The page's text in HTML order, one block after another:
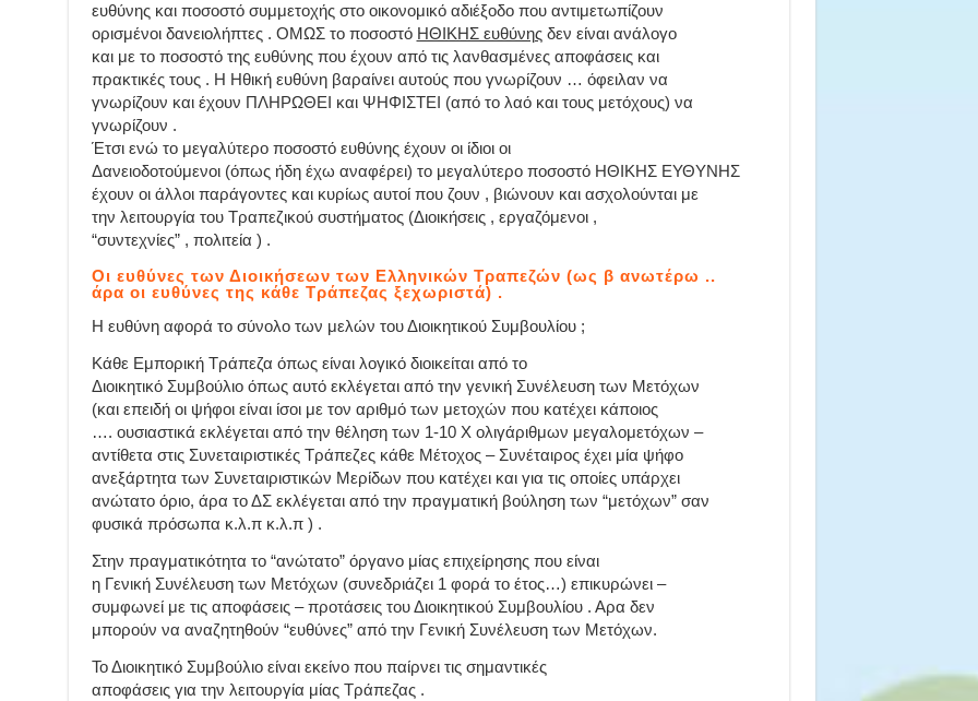
ευθύνης και ποσοστό συμμετοχής στο οικονομικό αδιέξοδο που αντιμετωπίζουν
ορισμένοι δανειολήπτες . ΟΜΩΣ το ποσοστό ΗΘΙΚΗΣ ευθύνηςδεν είναι ανάλογο
και με το ποσοστό της ευθύνης που έχουν από τις λανθασμένες αποφάσεις και
πρακτικές τους . Η Ηθική ευθύνη βαραίνει αυτούς που γνωρίζουν … όφειλαν να
γνωρίζουν και έχουν ΠΛΗΡΩΘΕΙ και ΨΗΦΙΣΤΕΙ (από το λαό και τους μετόχους) να
γνωρίζουν .
Έτσι ενώ το μεγαλύτερο ποσοστό ευθύνης έχουν οι ίδιοι οι
Δανειοδοτούμενοι (όπως ήδη έχω αναφέρει) το μεγαλύτερο ποσοστό ΗΘΙΚΗΣ ΕΥΘΥΝΗΣ
έχουν οι άλλοι παράγοντες και κυρίως αυτοί που ζουν , βιώνουν και ασχολούνται με
την λειτουργία του Τραπεζικού συστήματος (Διοικήσεις , εργαζόμενοι ,
“συντεχνίες” , πολιτεία ) .
Οι ευθύνες των Διοικήσεων των Ελληνικών Τραπεζών (ως β ανωτέρω ..
άρα οι ευθύνες της κάθε Τράπεζας ξεχωριστά) .
Η ευθύνη αφορά το σύνολο των μελών του Διοικητικού Συμβουλίου ;
Κάθε Εμπορική Τράπεζα όπως είναι λογικό διοικείται από το
Διοικητικό Συμβούλιο όπως αυτό εκλέγεται από την γενική Συνέλευση των Μετόχων
(και επειδή οι ψήφοι είναι ίσοι με τον αριθμό των μετοχών που κατέχει κάποιος
…. ουσιαστικά εκλέγεται από την θέληση των 1-10 Χ ολιγάριθμων μεγαλομετόχων –
αντίθετα στις Συνεταιριστικές Τράπεζες κάθε Μέτοχος – Συνέταιρος έχει μία ψήφο
ανεξάρτητα των Συνεταιριστικών Μερίδων που κατέχει και για τις οποίες υπάρχει
ανώτατο όριο, άρα το ΔΣ εκλέγεται από την πραγματική βούληση των “μετόχων” σαν
φυσικά πρόσωπα κ.λ.π κ.λ.π ) .
Στην πραγματικότητα το “ανώτατο” όργανο μίας επιχείρησης που είναι
η Γενική Συνέλευση των Μετόχων (συνεδριάζει 1 φορά το έτος…) επικυρώνει –
συμφωνεί με τις αποφάσεις – προτάσεις του Διοικητικού Συμβουλίου . Αρα δεν
μπορούν να αναζητηθούν “ευθύνες” από την Γενική Συνέλευση των Μετόχων.
Το Διοικητικό Συμβούλιο είναι εκείνο που παίρνει τις σημαντικές
αποφάσεις για την λειτουργία μίας Τράπεζας .